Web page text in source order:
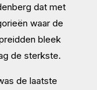
dat met
waar de
bleek
de sterkste.
de laatste